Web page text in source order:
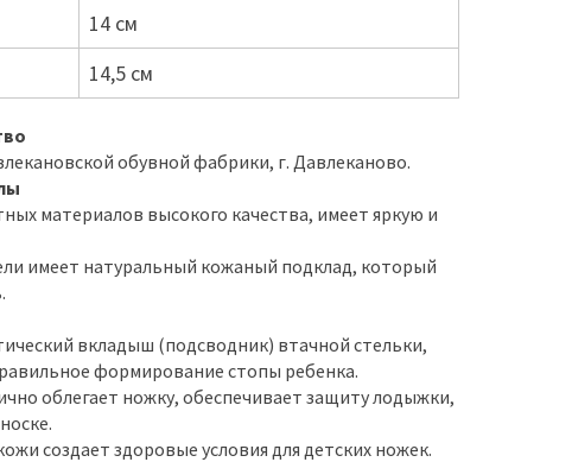
14 см
14,5 см
обувной фабрики, г. Давлеканово.
материалов высокого качества, имеет яркую и
имеет натуральный кожаный подклад, который
вкладыш (подсводник) втачной стельки,
формирование стопы ребенка.
облегает ножку, обеспечивает защиту лодыжки,
создает здоровые условия для детских ножек.